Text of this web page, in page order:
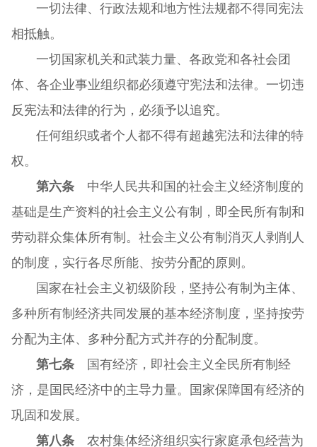
一切法律、行政法规和地方性法规都不得同宪法
相抵触。
一切国家机关和武装力量、各政党和各社会团
体、各企业事业组织都必须遵守宪法和法律。一切违
反宪法和法律的行为，必须予以追究。
任何组织或者个人都不得有超越宪法和法律的特
权。
第六条中华人民共和国的社会主义经济制度的
基础是生产资料的社会主义公有制，即全民所有制和
劳动群众集体所有制。社会主义公有制消灭人剥削人
的制度，实行各尽所能、按劳分配的原则。
国家在社会主义初级阶段，坚持公有制为主体、
多种所有制经济共同发展的基本经济制度，坚持按劳
分配为主体、多种分配方式并存的分配制度。
第七条国有经济，即社会主义全民所有制经
济，是国民经济中的主导力量。国家保障国有经济的
巩固和发展。
第八条农村集体经济组织实行家庭承包经营为